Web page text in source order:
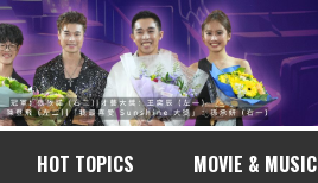
HOT TOPICS MOVIE & MUSIC